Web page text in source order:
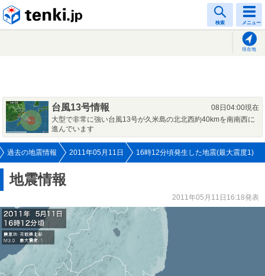
検索 メニュー
現在地
台風13号情報
08日04:00現在
大型で非常に強い台風13号が久米島の北北西約40kmを南南西に
進んでいます
過去の地震情報 2011年05月11日 16時12分頃発生した地震(最大震度1)
地震情報
2011年05月11日16:18発表